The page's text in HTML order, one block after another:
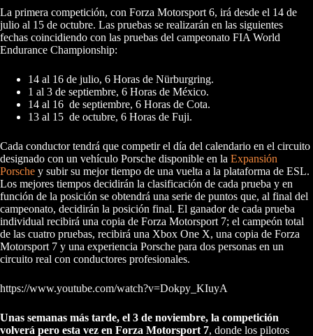
La primera competición, con Forza Motorsport 6, irá desde el 14 de
julio al 15 de octubre. Las pruebas se realizarán en las siguientes
fechas coincidiendo con las pruebas del campeonato FIA World
Endurance Championship:
14 al 16 de julio, 6 Horas de Nürburgring.
1 al 3 de septiembre, 6 Horas de México.
14 al 16 de septiembre, 6 Horas de Cota.
13 al 15 de octubre, 6 Horas de Fuji.
Cada conductor tendrá que competir el día del calendario en el circuito
designado con un vehículo Porsche disponible en la Expansión
Porsche y subir su mejor tiempo de una vuelta a la plataforma de ESL.
Los mejores tiempos decidirán la clasificación de cada prueba y en
función de la posición se obtendrá una serie de puntos que, al final del
campeonato, decidirán la posición final. El ganador de cada prueba
individual recibirá una copia de Forza Motorsport 7; el campeón total
de las cuatro pruebas, recibirá una Xbox One X, una copia de Forza
Motorsport 7 y una experiencia Porsche para dos personas en un
circuito real con conductores profesionales.
https://www.youtube.com/watch?v=Dokpy_KIuyA
Unas semanas más tarde, el 3 de noviembre, la competición
volverá pero esta vez en Forza Motorsport 7, donde los pilotos